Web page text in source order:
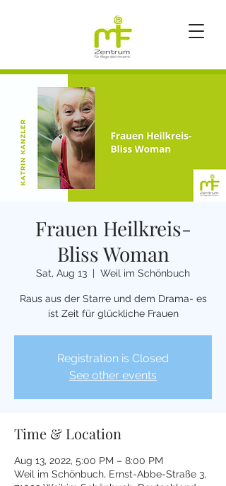
Frauen Heilkreis-
Bliss Woman
Sat, Aug 13
  |
Weil im Schönbuch
Raus aus der Starre und dem Drama- es
ist Zeit für glückliche Frauen
Registration is Closed
See other events
Time & Location
Aug 13, 2022, 5:00 PM – 8:00 PM
Weil im Schönbuch, Ernst-Abbe-Straße 3,